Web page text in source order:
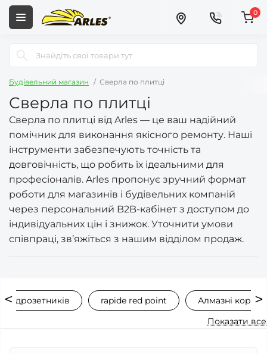
0
Будівельний магазин Сверла по плитці
Сверла по плитці
Сверла по плитці від Arles — це ваш надійний
помічник для виконання якісного ремонту. Наші
інструменти забезпечують точність та
довговічність, що робить їх ідеальними для
професіоналів. Arles пропонує зручний формат
роботи для магазинів і будівельних компаній
через персональний B2B-кабінет з доступом до
індивідуальних цін і знижок. Уточнити умови
співпраці, зв’яжіться з нашим відділом продаж.
подрозетників rapide red point
Алмазні
Показати все